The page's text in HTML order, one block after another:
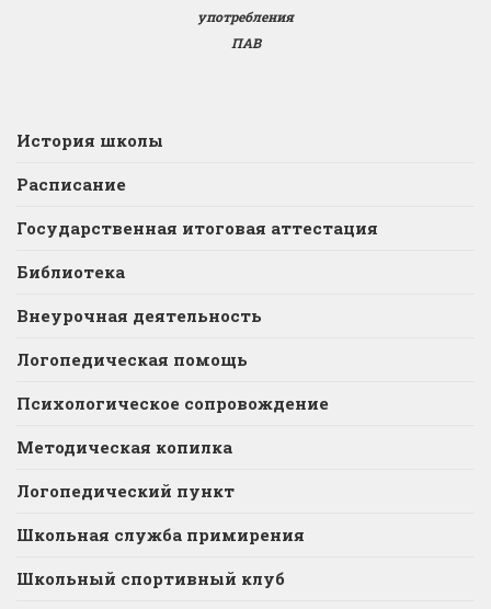
употребления
ПАВ
История школы
Расписание
Государственная итоговая аттестация
Библиотека
Внеурочная деятельность
Логопедическая помощь
Психологическое сопровождение
Методическая копилка
Логопедический пункт
Школьная служба примирения
Школьный спортивный клуб